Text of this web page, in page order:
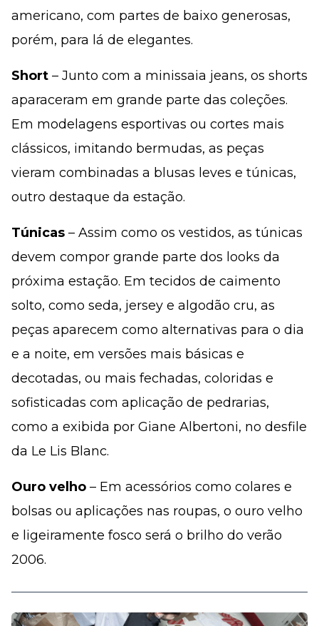
americano, com partes de baixo generosas,
porém, para lá de elegantes.
Short – Junto com a minissaia jeans, os shorts
aparaceram em grande parte das coleções.
Em modelagens esportivas ou cortes mais
clássicos, imitando bermudas, as peças
vieram combinadas a blusas leves e túnicas,
outro destaque da estação.
Túnicas – Assim como os vestidos, as túnicas
devem compor grande parte dos looks da
próxima estação. Em tecidos de caimento
solto, como seda, jersey e algodão cru, as
peças aparecem como alternativas para o dia
e a noite, em versões mais básicas e
decotadas, ou mais fechadas, coloridas e
sofisticadas com aplicação de pedrarias,
como a exibida por Giane Albertoni, no desfile
da Le Lis Blanc.
Ouro velho – Em acessórios como colares e
bolsas ou aplicações nas roupas, o ouro velho
e ligeiramente fosco será o brilho do verão
2006.